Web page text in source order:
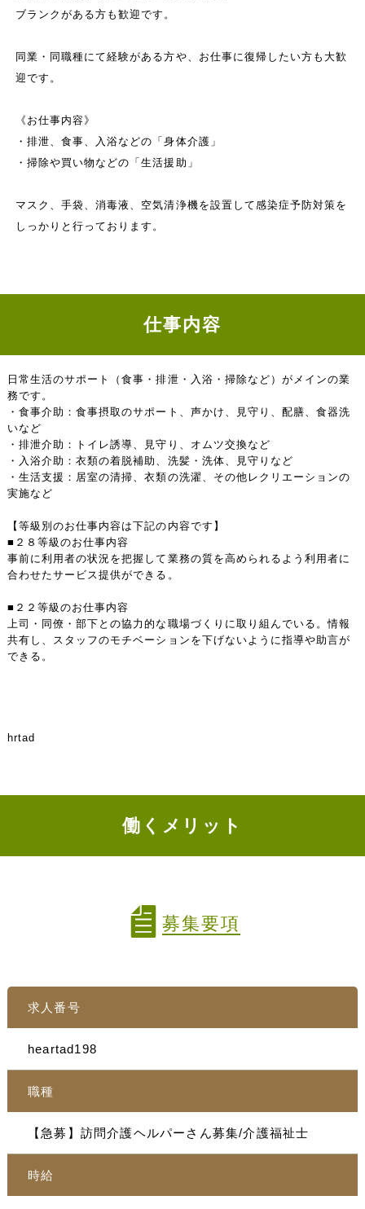
ブランクがある方も歓迎です。
同業・同職種にて経験がある方や、お仕事に復帰したい方も大歓
迎です。
《お仕事内容》
・排泄、食事、入浴などの「身体介護」
・掃除や買い物などの「生活援助」
マスク、手袋、消毒液、空気清浄機を設置して感染症予防対策を
しっかりと行っております。
仕事内容
日常生活のサポート（食事・排泄・入浴・掃除など）がメインの業
務です。
・食事介助：食事摂取のサポート、声かけ、見守り、配膳、食器洗
いなど
・排泄介助：トイレ誘導、見守り、オムツ交換など
・入浴介助：衣類の着脱補助、洗髪・洗体、見守りなど
・生活支援：居室の清掃、衣類の洗濯、その他レクリエーションの
実施など
【等級別のお仕事内容は下記の内容です】
■２８等級のお仕事内容
事前に利用者の状況を把握して業務の質を高められるよう利用者に
合わせたサービス提供ができる。
■２２等級のお仕事内容
上司・同僚・部下との協力的な職場づくりに取り組んでいる。情報
共有し、スタッフのモチベーションを下げないように指導や助言が
できる。
hrtad
働くメリット
募集要項
求人番号
heartad198
職種
【急募】訪問介護ヘルパーさん募集/介護福祉士
時給